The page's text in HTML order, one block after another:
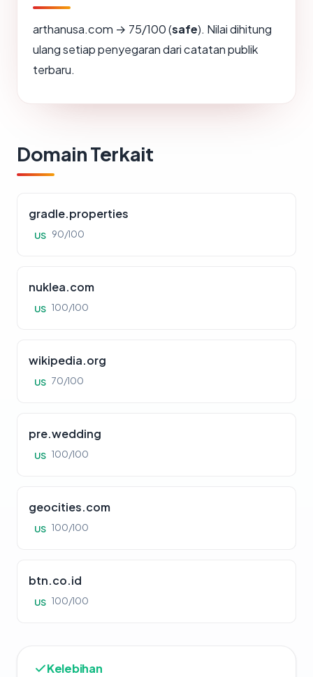
arthanusa.com → 75/100 (safe). Nilai dihitung
ulang setiap penyegaran dari catatan publik
terbaru.
Domain Terkait
gradle.properties
US 90/100
nuklea.com
US 100/100
wikipedia.org
US 70/100
pre.wedding
US 100/100
geocities.com
US 100/100
btn.co.id
US 100/100
Kelebihan